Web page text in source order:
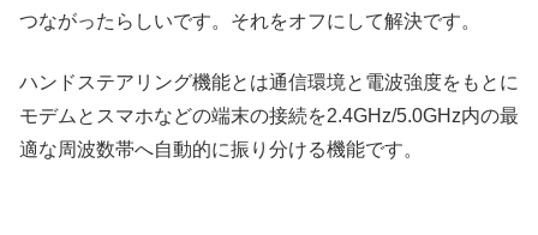
つながったらしいです。それをオフにして解決です。
ハンドステアリング機能とは通信環境と電波強度をもとに
モデムとスマホなどの端末の接続を2.4GHz/5.0GHz内の最
適な周波数帯へ自動的に振り分ける機能です。